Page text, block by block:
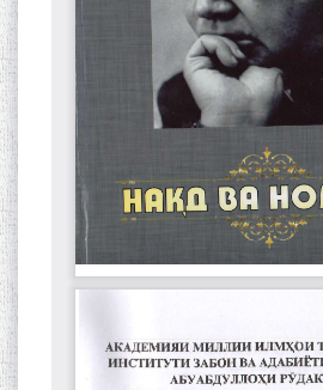
poetry from Устод Мумин
Қаноат (Ustod Mumin Qanoat)
and Master Mehryar
Mehrafarin about the conflict
of the name of the Persian
Gulf
Сайри Дарвоз бо Мӯъмин
Қаноат: Чанор ҳам "гап"
мезанад